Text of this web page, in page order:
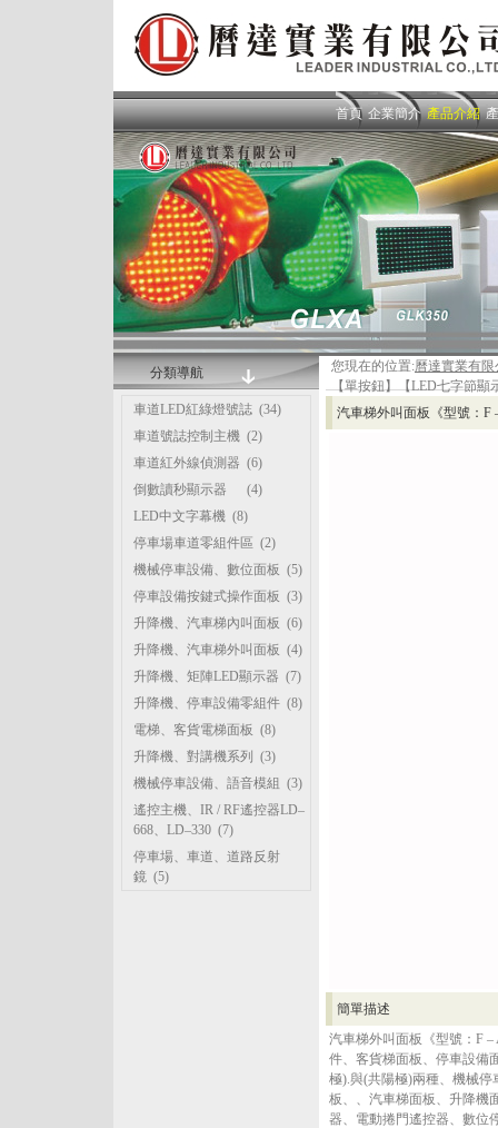
首頁 企業簡介 產品介紹
分類導航
車道LED紅綠燈號誌 (34)
車道號誌控制主機 (2)
車道紅外線偵測器 (6)
倒數讀秒顯示器
(4)
LED中文字幕機 (8)
停車場車道零組件區 (2)
機械停車設備、數位面板 (5)
停車設備按鍵式操作面板 (3)
升降機、汽車梯內叫面板 (6)
升降機、汽車梯外叫面板 (4)
升降機、矩陣LED顯示器 (7)
升降機、停車設備零組件 (8)
電梯、客貨電梯面板 (8)
升降機、對講機系列
(3)
機械停車設備、語音模組 (3)
遙控主機、IR / RF遙控器LD–
668、LD–330 (7)
停車場、車道、道路反射
鏡 (5)
您現在的位置:曆達實業有限
【單按鈕】【LED七字節顯
汽車梯外叫面板《型號：F
簡單描述
汽車梯外叫面板《型號：F
件、客貨梯面板、停車設備
極).與(共陽極)兩種、機械
板、、汽車梯面板、升降機
器、電動捲門遙控器、數位